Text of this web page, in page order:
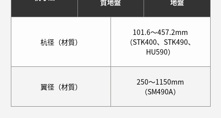
質地盤 地盤
杭径（材質）
101.6～457.2mm
（STK400、STK490、
HU590）
翼径（材質）
250～1150mm
（SM490A）